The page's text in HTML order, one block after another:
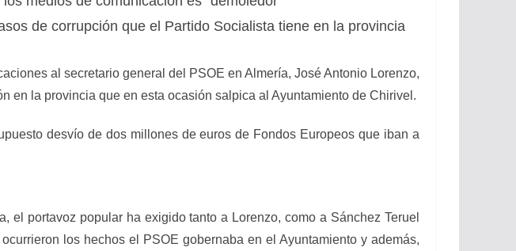
de corrupción que el Partido Socialista tiene en la provincia
al secretario general del PSOE en Almería, José Antonio Lorenzo,
en la provincia que en esta ocasión salpica al Ayuntamiento de Chirivel.
desvío de dos millones de euros de Fondos Europeos que iban a
el portavoz popular ha exigido tanto a Lorenzo, como a Sánchez Teruel
los hechos el PSOE gobernaba en el Ayuntamiento y además,